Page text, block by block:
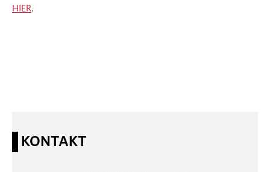
HIER.
KONTAKT